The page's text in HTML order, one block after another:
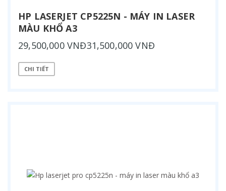
HP LASERJET CP5225N - MÁY IN LASER
MÀU KHỔ A3
29,500,000 VNĐ31,500,000 VNĐ
CHI TIẾT